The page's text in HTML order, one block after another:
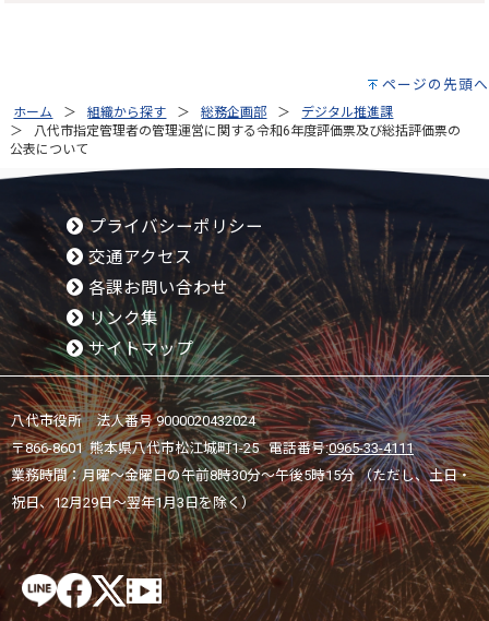
ページの先頭へ
ホーム 組織から探す 総務企画部
デジタル推進課
八代市指定管理者の管理運営に関する令和6年度評価票及び総括評価票の
公表について
プライバシーポリシー
交通アクセス
各課お問い合わせ
リンク集
サイトマップ
八代市役所 法人番号 9000020432024
〒866-8601 熊本県八代市松江城町1-25 電話番号:0965-33-4111
業務時間：月曜～金曜日の午前8時30分～午後5時15分 （ただし、土日・
祝日、12月29日～翌年1月3日を除く）